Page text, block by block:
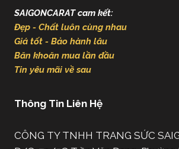
SAIGONCARAT cam kết:
Đẹp - Chất luôn cùng nhau
Giá tốt - Bảo hành lâu
Băn khoăn mua lần đầu
Tin yêu mãi về sau
Thông Tin Liên Hệ
CÔNG TY TNHH TRANG SỨC